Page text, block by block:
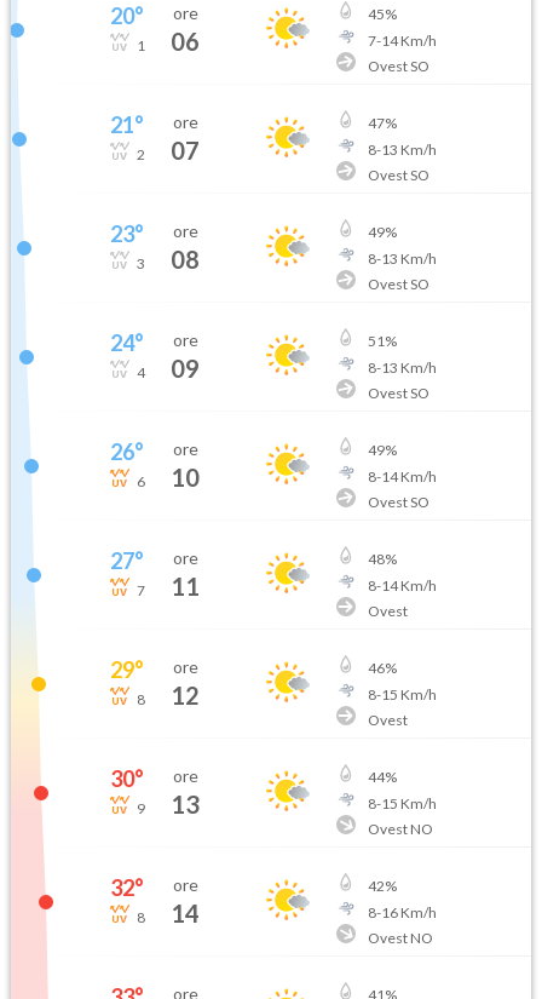
20°
1
ore
06
45%
7-14Km/h
Ovest SO
21°
2
ore
07
47%
8-13 Km/h
Ovest SO
23°
3
ore
08
49%
8-13 Km/h
Ovest SO
24°
4
ore
09
51%
8-13 Km/h
Ovest SO
26°
6
ore
10
49%
8-14Km/h
Ovest SO
27°
7
ore
11
48%
8-14Km/h
Ovest
29°
8
ore
12
46%
8-15 Km/h
Ovest
30°
9
ore
13
44%
8-15 Km/h
Ovest NO
32°
8
ore
14
42%
8-16Km/h
Ovest NO
ore 41 %